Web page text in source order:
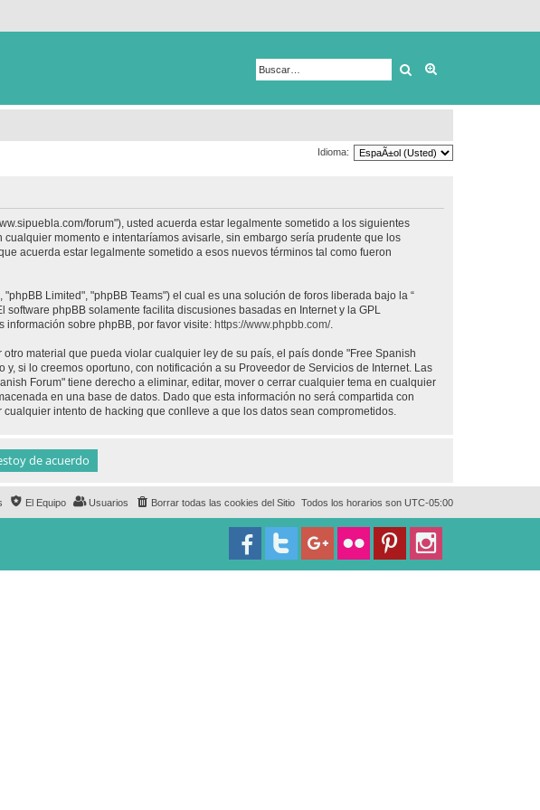
Buscar
Idioma:
forum"), usted acuerda estar legalmente sometido a los siguientes
momento e intentaríamos avisarle, sin embargo sería prudente que los
acuerda estar legalmente sometido a esos nuevos términos tal como fueron
Limited", "phpBB Teams") el cual es una solución de foros liberada bajo la “
El software phpBB solamente facilita discusiones basadas en Internet y la GPL
sobre phpBB, por favor visite: https://www.phpbb.com/.
material que pueda violar cualquier ley de su país, el país donde "Free Spanish
si lo creemos oportuno, con notificación a su Proveedor de Servicios de Internet. Las
Forum" tiene derecho a eliminar, editar, mover o cerrar cualquier tema en cualquier
en una base de datos. Dado que esta información no será compartida con
intento de hacking que conlleve a que los datos sean comprometidos.
Todos los horarios son UTC-05:00
Borrar todas las cookies del Sitio
Usuarios
El Equipo